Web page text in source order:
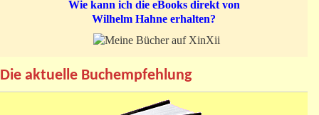
Wie kann ich die eBooks direkt von
Wilhelm Hahne erhalten?
Die aktuelle Buchempfehlung